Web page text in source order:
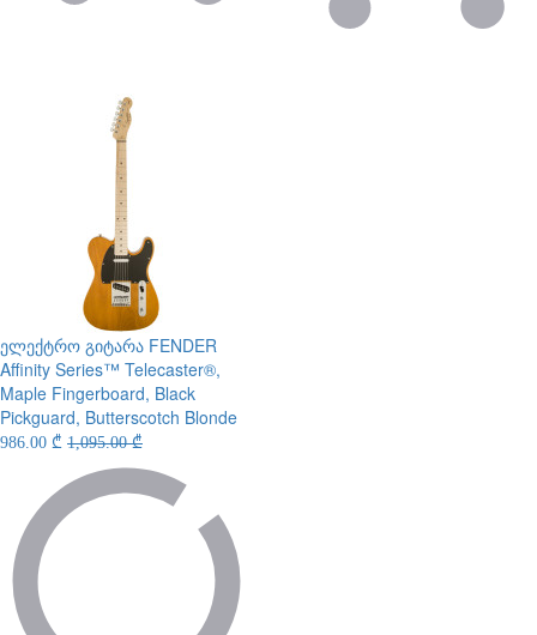
ელექტრო გიტარა FENDER
Affinity Series™ Telecaster®,
Maple Fingerboard, Black
Pickguard, Butterscotch Blonde
986.00 ₾ 1,095.00 ₾